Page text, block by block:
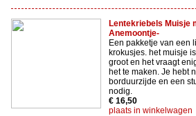
Lentekriebels Muisje
Anemoontje-
Een pakketje van een
krokusjes. het muisje
groot en het vraagt
het te maken. Je hebt
borduurzijde en een
nodig.
€ 16,50
plaats in winkelwagen